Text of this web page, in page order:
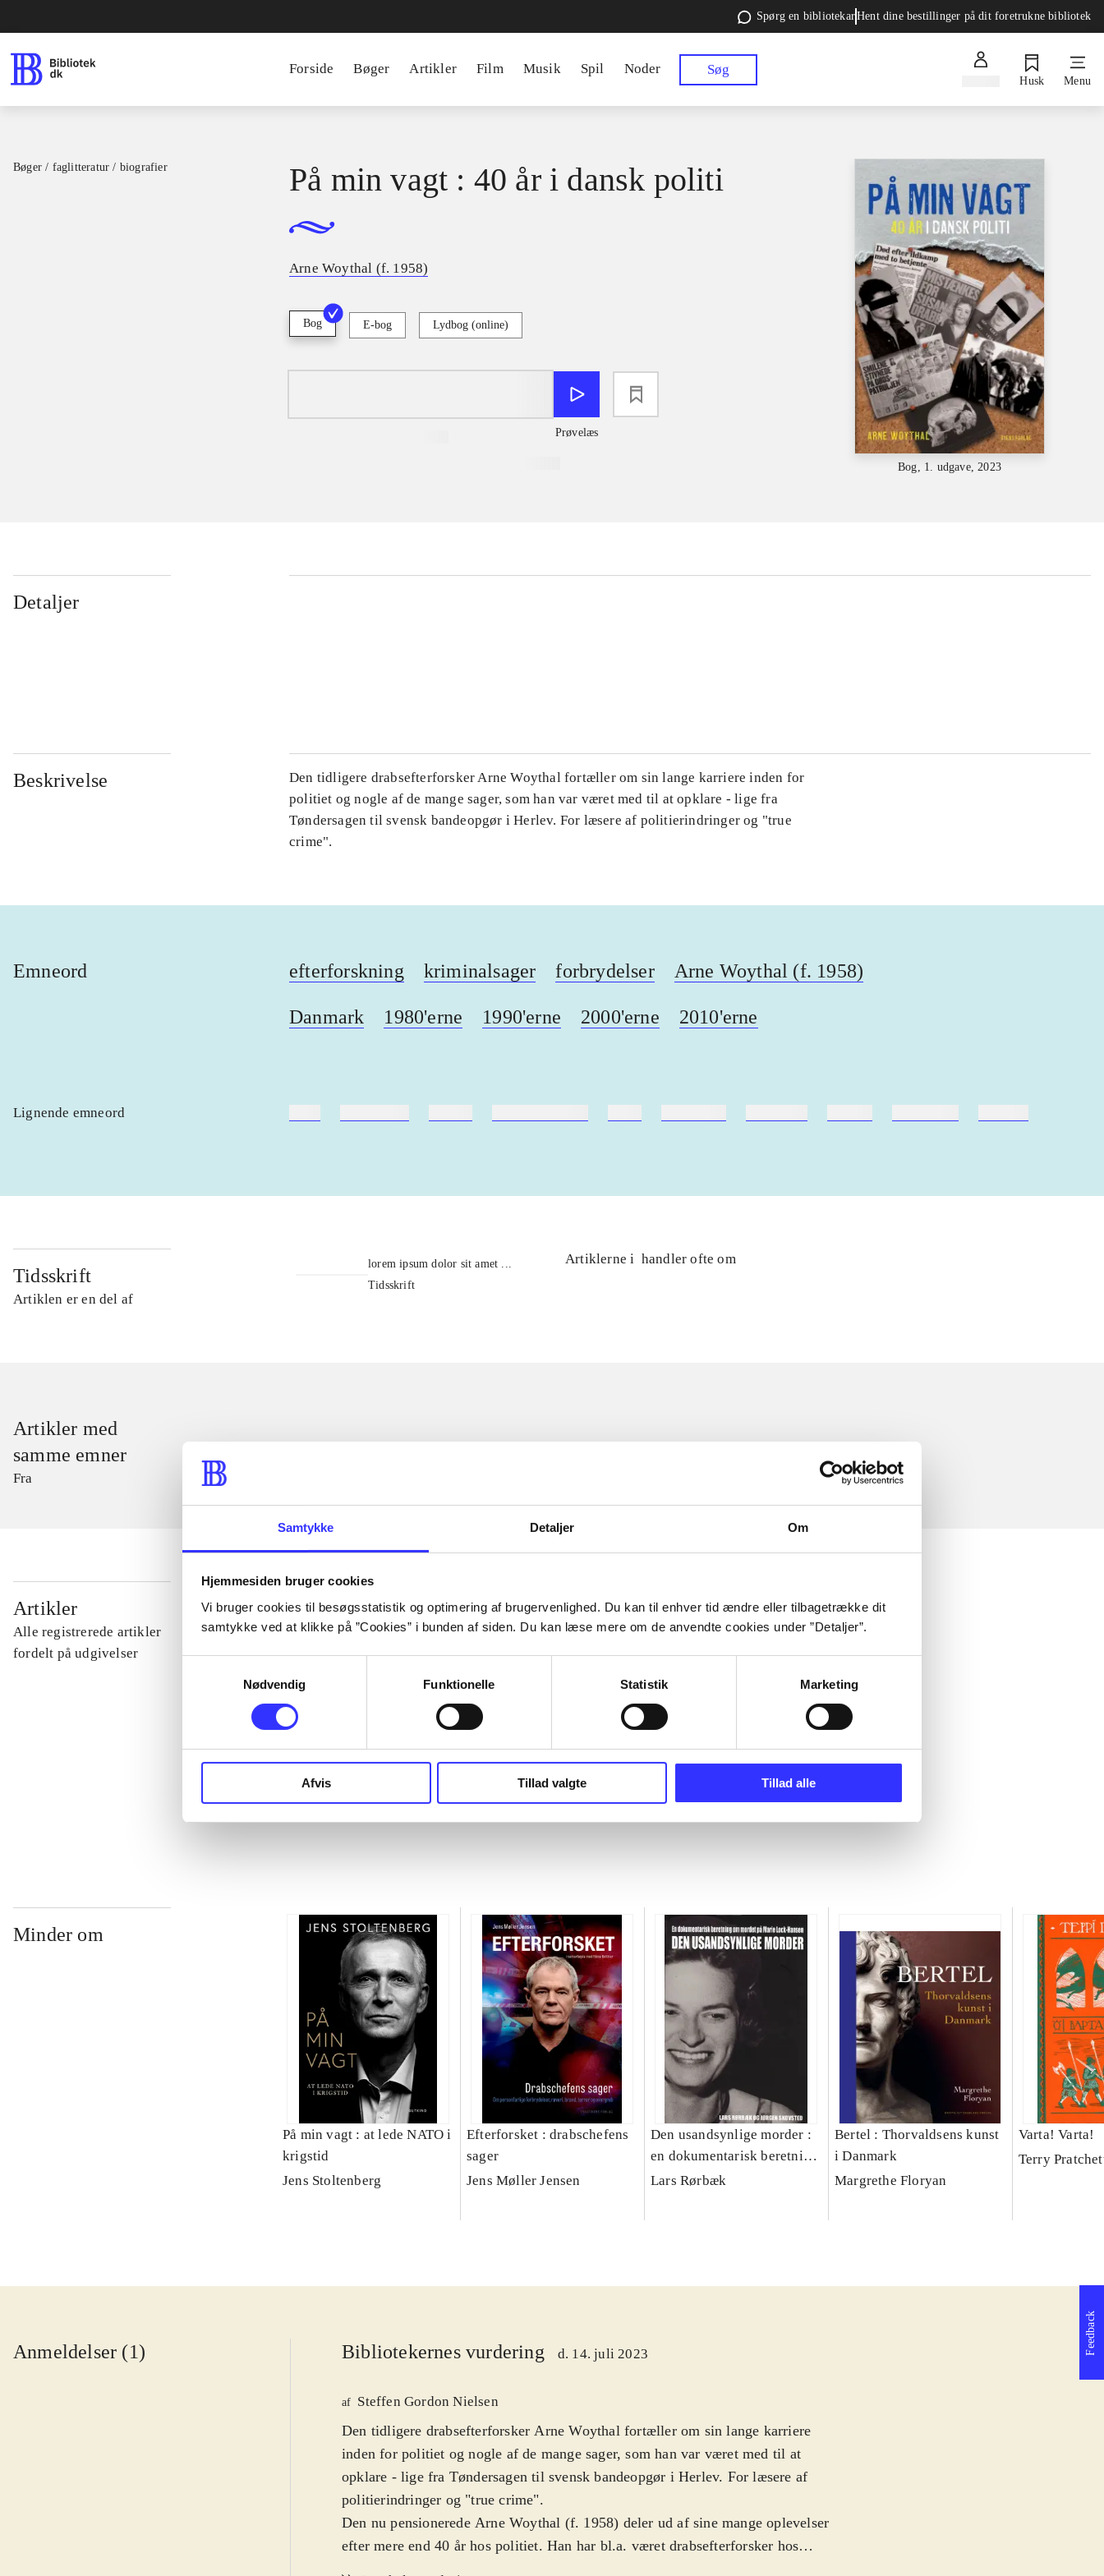
Samtykke Detaljer Om
Hjemmesiden bruger cookies
Vi bruger cookies til besøgsstatistik og optimering af brugervenlighed. Du kan til enhver tid ændre eller tilbagetrække dit
samtykke ved at klikke på ”Cookies” i bunden af siden. Du kan læse mere om de anvendte cookies under ”Detaljer”.
Nødvendig
Funktionelle Statistik Marketing
Afvis Tillad valgte Tillad alle
Spørg en bibliotekarHent dine bestillinger på dit foretrukne bibliotek
Forside Bøger Artikler Film Musik Spil Noder Søg
Husk Menu
Bøger / faglitteratur / biografier
Bog, 1. udgave, 2023
På min vagt : 40 år i dansk politi
Arne Woythal (f. 1958)
Bog E-bog Lydbog (online)
Prøvelæs
Detaljer
Beskrivelse
Den tidligere drabsefterforsker Arne Woythal fortæller om sin lange karriere inden for
politiet og nogle af de mange sager, som han var været med til at opklare - lige fra
Tøndersagen til svensk bandeopgør i Herlev. For læsere af politierindringer og "true
crime".
Emneord efterforskning kriminalsager forbrydelser Arne Woythal (f. 1958)
Danmark 1980'erne 1990'erne 2000'erne 2010'erne
Lignende emneord
Tidsskrift
Artiklen er en del af
lorem ipsum dolor sit amet ...
Tidsskrift
Artiklerne i handler ofte om
Artikler med
samme emner
Fra
Artikler
Alle registrerede artikler
fordelt på udgivelser
...
Minder om
På min vagt : at lede NATO i
krigstid
Jens Stoltenberg
Efterforsket : drabschefens
sager
Jens Møller Jensen
Den usandsynlige morder :
en dokumentarisk beretning
om mordet på Marie Lock-
Lars Rørbæk
Bertel : Thorvaldsens kunst
i Danmark
Margrethe Floryan
Varta! Varta!
Terry
Anmeldelser (1) Bibliotekernes vurdering d. 14. juli 2023
af Steffen Gordon Nielsen
Den tidligere drabsefterforsker Arne Woythal fortæller om sin lange karriere
inden for politiet og nogle af de mange sager, som han var været med til at
opklare - lige fra Tøndersagen til svensk bandeopgør i Herlev. For læsere af
politierindringer og "true crime".
Den nu pensionerede Arne Woythal (f. 1958) deler ud af sine mange oplevelser
efter mere end 40 år hos politiet. Han har bl.a. været drabsefterforsker hos
Feedback